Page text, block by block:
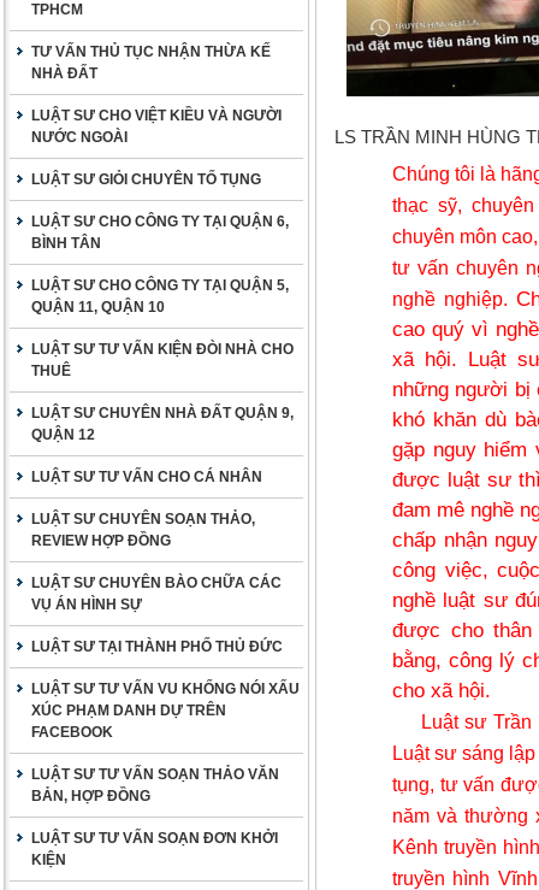
TPHCM
TƯ VẤN THỦ TỤC NHẬN THỪA KẾ
NHÀ ĐẤT
LUẬT SƯ CHO VIỆT KIỀU VÀ NGƯỜI
NƯỚC NGOÀI
LUẬT SƯ GIỎI CHUYÊN TỐ TỤNG
LUẬT SƯ CHO CÔNG TY TẠI QUẬN 6,
BÌNH TÂN
LUẬT SƯ CHO CÔNG TY TẠI QUẬN 5,
QUẬN 11, QUẬN 10
LUẬT SƯ TƯ VẤN KIỆN ĐÒI NHÀ CHO
THUÊ
LUẬT SƯ CHUYÊN NHÀ ĐẤT QUẬN 9,
QUẬN 12
LUẬT SƯ TƯ VẤN CHO CÁ NHÂN
LUẬT SƯ CHUYÊN SOẠN THẢO,
REVIEW HỢP ĐỒNG
LUẬT SƯ CHUYÊN BÀO CHỮA CÁC
VỤ ÁN HÌNH SỰ
LUẬT SƯ TẠI THÀNH PHỐ THỦ ĐỨC
LUẬT SƯ TƯ VẤN VU KHỐNG NÓI XẤU
XÚC PHẠM DANH DỰ TRÊN
FACEBOOK
LUẬT SƯ TƯ VẤN SOẠN THẢO VĂN
BẢN, HỢP ĐỒNG
LUẬT SƯ TƯ VẤN SOẠN ĐƠN KHỞI
KIỆN
LS TRẦN MINH HÙNG
Chúng tôi là
thạc sỹ,
chuyên môn
tư vấn chuyên
nghề nghiệp.
cao quý vì
xã hội. Luật
những người bị
khó khăn dù
gặp nguy
được luật sư
đam mê nghề
chấp nhận
công việc,
nghề luật sư
được cho
bằng, công lý
cho xã hội.
Luật sư
Luật sư sáng
tụng, tư vấn
năm và thường
Kênh truyền
truyền hình